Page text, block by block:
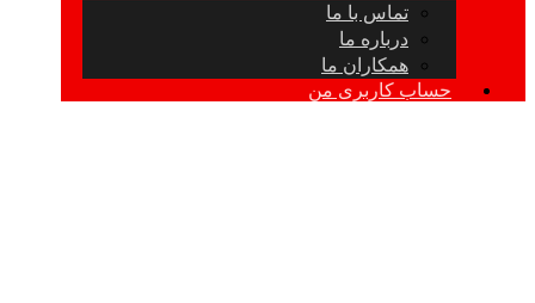
تماس با ما
درباره ما
همکاران ما
حساب کاربری من